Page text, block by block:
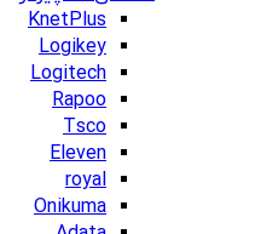
KnetPlus
Logikey
Logitech
Rapoo
Tsco
Eleven
royal
Onikuma